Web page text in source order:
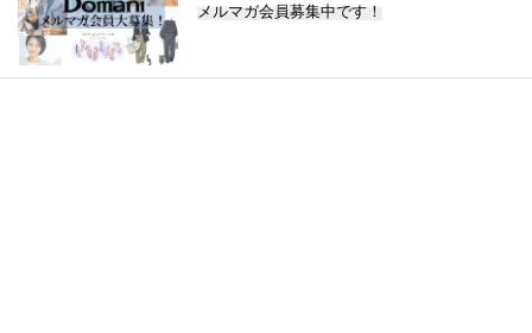
メルマガ会員募集中です！